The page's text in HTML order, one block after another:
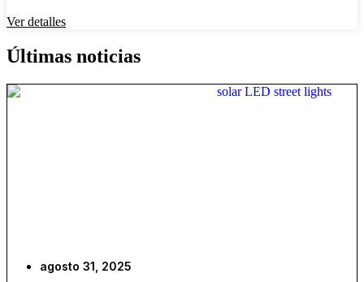
Ver detalles
Últimas noticias
agosto 31, 2025